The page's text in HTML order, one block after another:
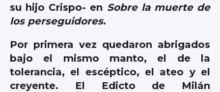
su hijo Crispo- en Sobre la muerte de
los perseguidores.
Por primera vez quedaron abrigados
bajo el mismo manto, el de la
tolerancia, el escéptico, el ateo y el
creyente. El Edicto de Milán